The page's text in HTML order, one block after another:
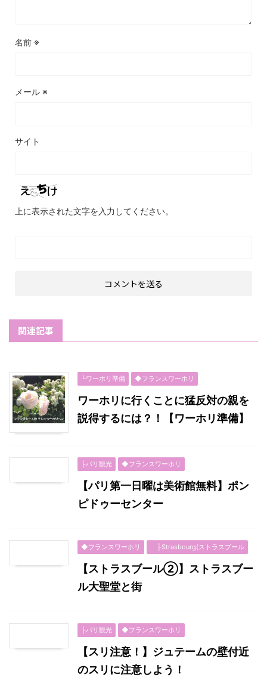
名前 ※
メール ※
サイト
上に表示された文字を入力してください。
関連記事
└ワーホリ準備 ◆フランスワーホリ
ワーホリに行くことに猛反対の親を
説得するには？！【ワーホリ準備】
├パリ観光 ◆フランスワーホリ
【パリ第一日曜は美術館無料】ポン
ピドゥーセンター
◆フランスワーホリ ├Strasbourg(ストラスブール
【ストラスブール②】ストラスブー
ル大聖堂と街
├パリ観光 ◆フランスワーホリ
【スリ注意！】ジュテームの壁付近
のスリに注意しよう！